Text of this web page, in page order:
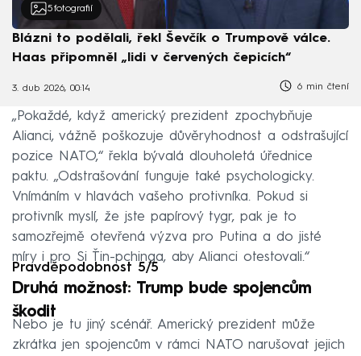
5 fotografií
Blázni to podělali, řekl Ševčík o Trumpově válce.
Haas připomněl „lidi v červených čepicích“
3. dub 2026, 00:14 6 min čtení
„Pokaždé, když americký prezident zpochybňuje
Alianci, vážně poškozuje důvěryhodnost a odstrašující
pozice NATO,“ řekla bývalá dlouholetá úřednice
paktu. „Odstrašování funguje také psychologicky.
Vnímáním v hlavách vašeho protivníka. Pokud si
protivník myslí, že jste papírový tygr, pak je to
samozřejmě otevřená výzva pro Putina a do jisté
míry i pro Si Ťin-pchinga, aby Alianci otestovali.“
Pravděpodobnost 5/5
Druhá možnost: Trump bude spojencům
škodit
Nebo je tu jiný scénář. Americký prezident může
zkrátka jen spojencům v rámci NATO narušovat jejich